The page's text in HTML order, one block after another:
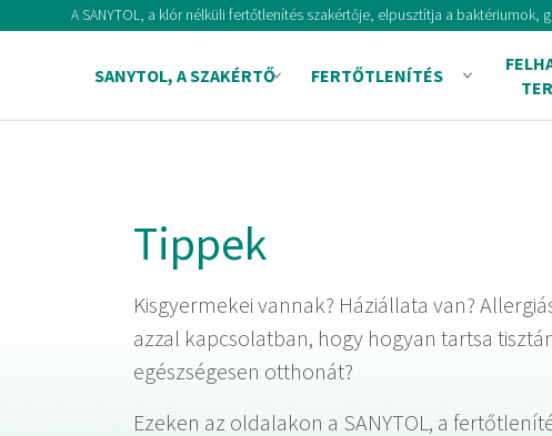
A SANYTOL, a klór nélküli fertőtlenítés szakértője, elpusztítja a baktériumok,
SANYTOL, A SZAKÉRTŐ FERTŐTLENÍTÉS
Tippek
Kisgyermekei vannak? Háziállata van?
azzal kapcsolatban, hogy hogyan tartsa
egészségesen otthonát?
Ezeken az oldalakon a SANYTOL, a